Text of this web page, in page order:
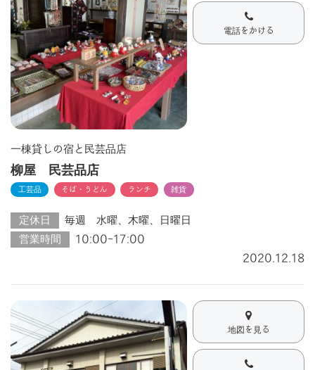
電話をかける
一棟貸しの宿と民芸品店
柳屋 民芸品店
工芸品 そば・うどん ランチ 雑貨
定休日
毎週 水曜、木曜、日曜日
営業時間
10:00~17:00
2020.12.18
地図を見る